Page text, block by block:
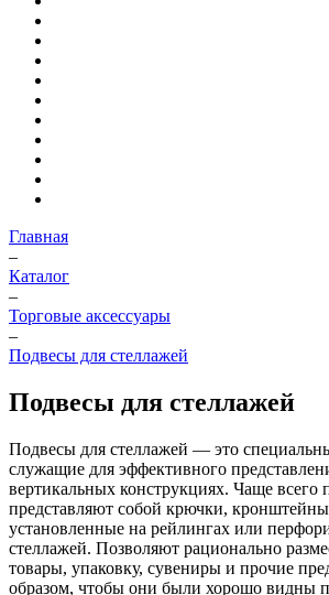
Главная
–
Каталог
–
Торговые аксессуары
–
Подвесы для стеллажей
Подвесы для стеллажей
Подвесы для стеллажей — это
служащие для эффективного
вертикальных конструкциях. Чаще всего
представляют собой крючки,
установленные на рейлингах или
стеллажей. Позволяют рационально
товары, упаковку, сувениры и прочие
образом, чтобы они были хорошо видны